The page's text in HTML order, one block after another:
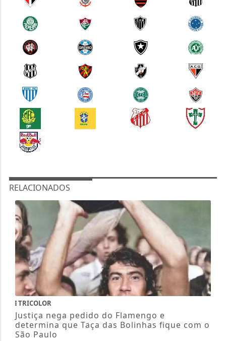
RELACIONADOS
TRICOLOR
Justiça nega pedido do Flamengo e
determina que Taça das Bolinhas fique com o
São Paulo